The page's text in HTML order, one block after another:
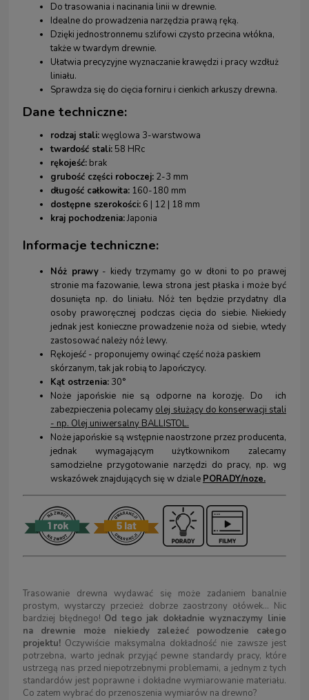
Do trasowania i nacinania linii w drewnie.
Idealne do prowadzenia narzędzia prawą ręką.
Dzięki jednostronnemu szlifowi czysto przecina włókna,
także w twardym drewnie.
Ułatwia precyzyjne wyznaczanie krawędzi i pracy wzdłuż
liniału.
Sprawdza się do cięcia forniru i cienkich arkuszy drewna.
Dane techniczne:
rodzaj stali:węglowa 3-warstwowa
twardość stali: 58 HRc
rękojeść: brak
grubość części roboczej: 2-3 mm
długość całkowita: 160-180 mm
dostępne szerokości: 6 | 12 | 18 mm
kraj pochodzenia:Japonia
Informacje techniczne:
Nóż prawy- kiedy trzymamy go w dłoni to po prawej
stronie ma fazowanie, lewa strona jest płaska i może być
dosunięta np. do liniału. Nóż ten będzie przydatny dla
osoby praworęcznej podczas cięcia do siebie. Niekiedy
jednak jest konieczne prowadzenie noża od siebie, wtedy
zastosować należy nóż lewy.
Rękojeść - proponujemy owinąć część noża paskiem
skórzanym, tak jak robią to Japończycy.
Kąt ostrzenia: 30°
Noże japońskie nie są odporne na korozję. Do ich
zabezpieczenia polecamy olej służący do konserwacji stali
- np. Olej uniwersalny BALLISTOL.
Noże japońskie są wstępnie naostrzone przez producenta,
jednak wymagającym użytkownikom zalecamy
samodzielne przygotowanie narzędzi do pracy, np. wg
wskazówek znajdujących się w dziale PORADY/noze.
Trasowanie drewna wydawać się może zadaniem banalnie
prostym, wystarczy przecież dobrze zaostrzony ołówek... Nic
bardziej błędnego! Od tego jak dokładnie wyznaczymy linie
na drewnie może niekiedy zależeć powodzenie całego
projektu! Oczywiście maksymalna dokładność nie zawsze jest
potrzebna, warto jednak przyjąć pewne standardy pracy, które
ustrzegą nas przed niepotrzebnymi problemami, a jednym z tych
standardów jest poprawne i dokładne wymiarowanie materiału.
Co zatem wybrać do przenoszenia wymiarów na drewno?